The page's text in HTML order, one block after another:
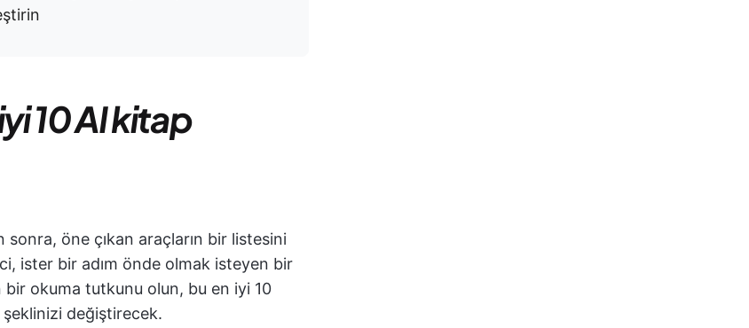
10 AI kitap
öne çıkan araçların bir listesini
ister bir adım önde olmak isteyen bir
okuma tutkunu olun, bu en iyi 10
değiştirecek.